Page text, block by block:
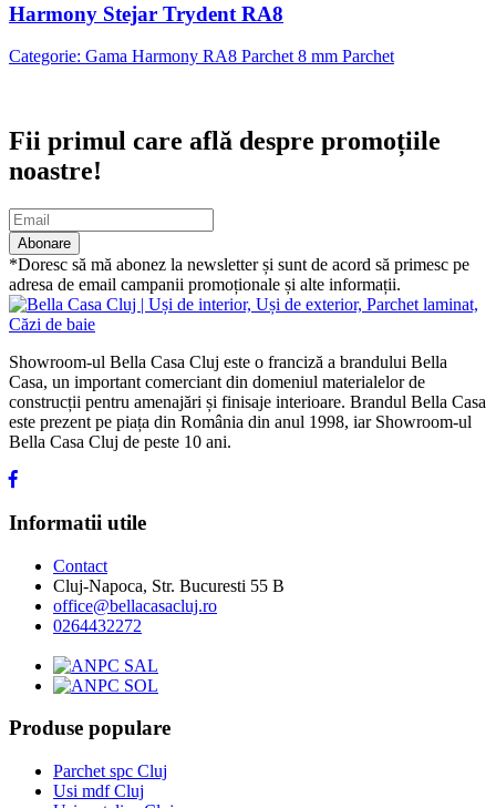
Harmony Stejar Trydent RA8
Categorie: Gama Harmony RA8 Parchet 8 mm Parchet
Fii primul care află despre promoțiile
noastre!
Abonare
*Doresc să mă abonez la newsletter și sunt de acord să primesc pe
adresa de email campanii promoționale și alte informații.
Showroom-ul Bella Casa Cluj este o franciză a brandului Bella
Casa, un important comerciant din domeniul materialelor de
construcții pentru amenajări și finisaje interioare. Brandul Bella Casa
este prezent pe piața din România din anul 1998, iar Showroom-ul
Bella Casa Cluj de peste 10 ani.
Informatii utile
Contact
Cluj-Napoca, Str. Bucuresti 55 B
office@bellacasacluj.ro
0264432272
Produse populare
Parchet spc Cluj
Usi mdf Cluj